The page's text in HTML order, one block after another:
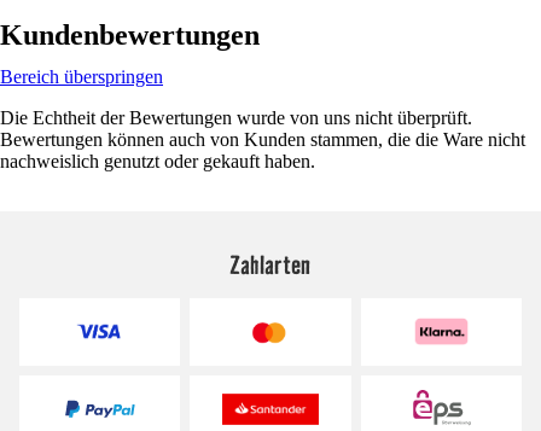
Kundenbewertungen
Bereich überspringen
Die Echtheit der Bewertungen wurde von uns nicht überprüft.
Bewertungen können auch von Kunden stammen, die die Ware nicht
nachweislich genutzt oder gekauft haben.
Zahlarten